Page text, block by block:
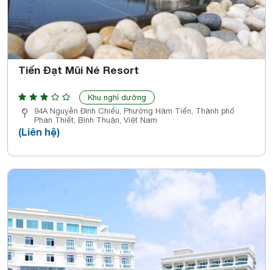
Tiến Đạt Mũi Né Resort
Khu nghỉ dưỡng
94A Nguyễn Đình Chiểu, Phường Hàm Tiến, Thành phố
Phan Thiết, Bình Thuận, Việt Nam
(Liên hệ)